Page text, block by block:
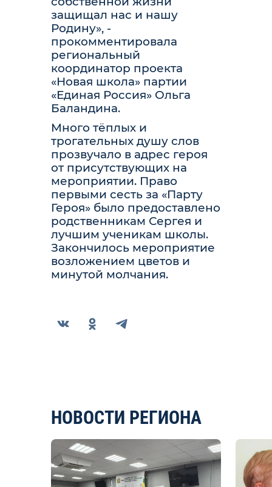
защищал нас и нашу
Родину», -
прокомментировала
региональный
координатор проекта
«Новая школа» партии
«Единая Россия» Ольга
Баландина.
Много тёплых и
трогательных душу слов
прозвучало в адрес героя
от присутствующих на
мероприятии. Право
первыми сесть за «Парту
Героя» было предоставлено
родственникам Сергея и
лучшим ученикам школы.
Закончилось мероприятие
возложением цветов и
минутой молчания.
НОВОСТИ РЕГИОНА